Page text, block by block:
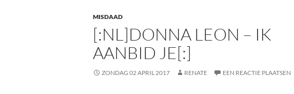
MISDAAD
[:NL]DONNA LEON – IK
AANBID JE[:]
ZONDAG 02 APRIL 2017 RENATE EEN REACTIE PLAATSEN